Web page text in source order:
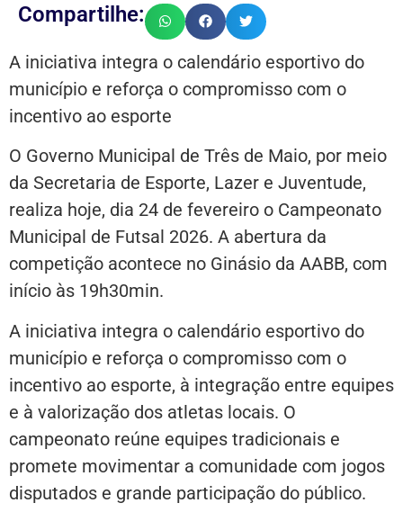
Compartilhe:
A iniciativa integra o calendário esportivo do
município e reforça o compromisso com o
incentivo ao esporte
O Governo Municipal de Três de Maio, por meio
da Secretaria de Esporte, Lazer e Juventude,
realiza hoje, dia 24 de fevereiro o Campeonato
Municipal de Futsal 2026. A abertura da
competição acontece no Ginásio da AABB, com
início às 19h30min.
A iniciativa integra o calendário esportivo do
município e reforça o compromisso com o
incentivo ao esporte, à integração entre equipes
e à valorização dos atletas locais. O
campeonato reúne equipes tradicionais e
promete movimentar a comunidade com jogos
disputados e grande participação do público.